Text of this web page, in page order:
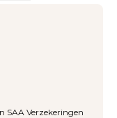
SAA Verzekeringen